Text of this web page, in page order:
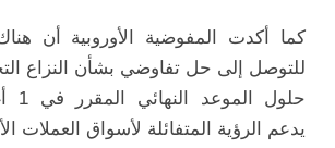
كما أكدت المفوضية الأوروبية أن
للتوصل إلى حل تفاوضي بشأن النزاع
يدعم الرؤية المتفائلة لأسواق العملات